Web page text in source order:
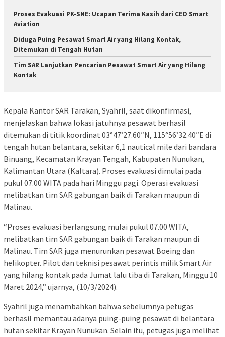
Proses Evakuasi PK-SNE: Ucapan Terima Kasih dari CEO Smart
Aviation
Diduga Puing Pesawat Smart Air yang Hilang Kontak,
Ditemukan di Tengah Hutan
Tim SAR Lanjutkan Pencarian Pesawat Smart Air yang Hilang
Kontak
Kepala Kantor SAR Tarakan, Syahril, saat dikonfirmasi,
menjelaskan bahwa lokasi jatuhnya pesawat berhasil
ditemukan di titik koordinat 03°47’27.60″N, 115°56’32.40″E di
tengah hutan belantara, sekitar 6,1 nautical mile dari bandara
Binuang, Kecamatan Krayan Tengah, Kabupaten Nunukan,
Kalimantan Utara (Kaltara). Proses evakuasi dimulai pada
pukul 07.00 WITA pada hari Minggu pagi. Operasi evakuasi
melibatkan tim SAR gabungan baik di Tarakan maupun di
Malinau.
“Proses evakuasi berlangsung mulai pukul 07.00 WITA,
melibatkan tim SAR gabungan baik di Tarakan maupun di
Malinau. Tim SAR juga menurunkan pesawat Boeing dan
helikopter. Pilot dan teknisi pesawat perintis milik Smart Air
yang hilang kontak pada Jumat lalu tiba di Tarakan, Minggu 10
Maret 2024,” ujarnya, (10/3/2024).
Syahril juga menambahkan bahwa sebelumnya petugas
berhasil memantau adanya puing-puing pesawat di belantara
hutan sekitar Krayan Nunukan. Selain itu, petugas juga melihat